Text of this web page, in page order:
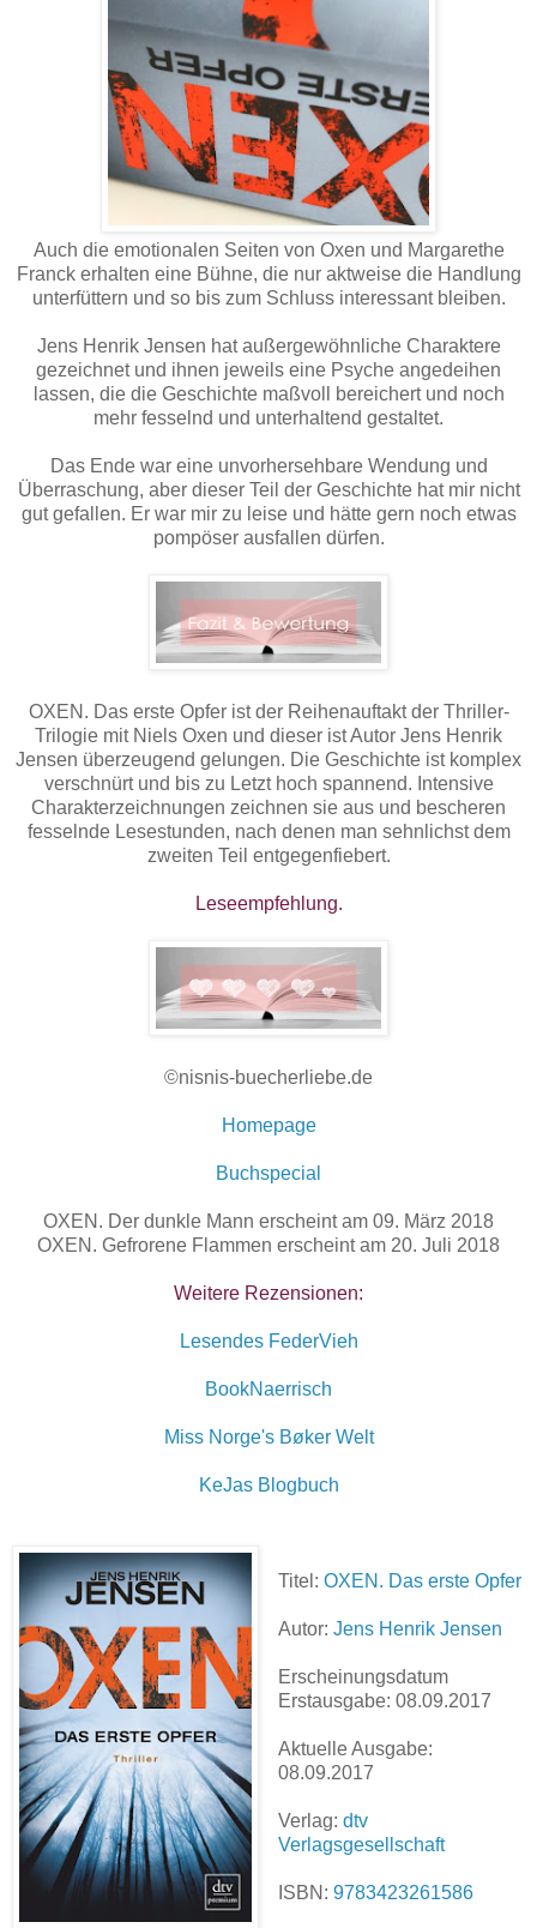
Auch die emotionalen Seiten von Oxen und Margarethe
Franck erhalten eine Bühne, die nur aktweise die Handlung
unterfüttern und so bis zum Schluss interessant bleiben.
Jens Henrik Jensen hat außergewöhnliche Charaktere
gezeichnet und ihnen jeweils eine Psyche angedeihen
lassen, die die Geschichte maßvoll bereichert und noch
mehr fesselnd und unterhaltend gestaltet.
Das Ende war eine unvorhersehbare Wendung und
Überraschung, aber dieser Teil der Geschichte hat mir nicht
gut gefallen. Er war mir zu leise und hätte gern noch etwas
pompöser ausfallen dürfen.
OXEN. Das erste Opfer ist der Reihenauftakt der Thriller-
Trilogie mit Niels Oxen und dieser ist Autor Jens Henrik
Jensen überzeugend gelungen. Die Geschichte ist komplex
verschnürt und bis zu Letzt hoch spannend. Intensive
Charakterzeichnungen zeichnen sie aus und bescheren
fesselnde Lesestunden, nach denen man sehnlichst dem
zweiten Teil entgegenfiebert.
Leseempfehlung.
©nisnis-buecherliebe.de
Homepage
Buchspecial
OXEN. Der dunkle Mann erscheint am 09. März 2018
OXEN. Gefrorene Flammen erscheint am 20. Juli 2018
Weitere Rezensionen:
Lesendes FederVieh
BookNaerrisch
Miss Norge's Bøker Welt
KeJas Blogbuch
Titel: OXEN. Das erste Opfer
Autor: Jens Henrik Jensen
Erscheinungsdatum
Erstausgabe: 08.09.2017
Aktuelle Ausgabe:
08.09.2017
Verlag: dtv
Verlagsgesellschaft
ISBN: 9783423261586